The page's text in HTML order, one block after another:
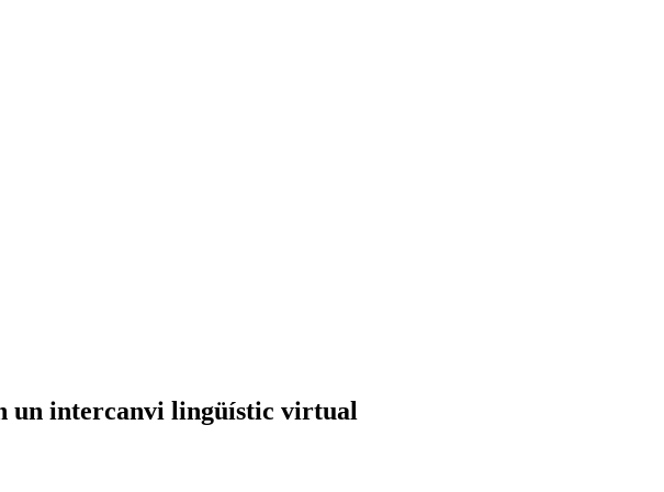
un intercanvi lingüístic virtual